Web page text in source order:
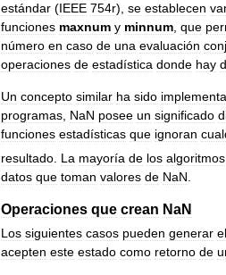
estándar (IEEE 754r), se establecen
funciones maxnum y minnum que
número en caso de una evaluación
operaciones de estadística donde hay
Un concepto similar ha sido
programas NaN posee un significado
funciones estadísticas que ignoran
resultado La mayoría de los algoritmos
datos que toman valores de NaN
Operaciones que crean NaN
Los siguientes casos pueden generar el
acepten este estado como retorno de